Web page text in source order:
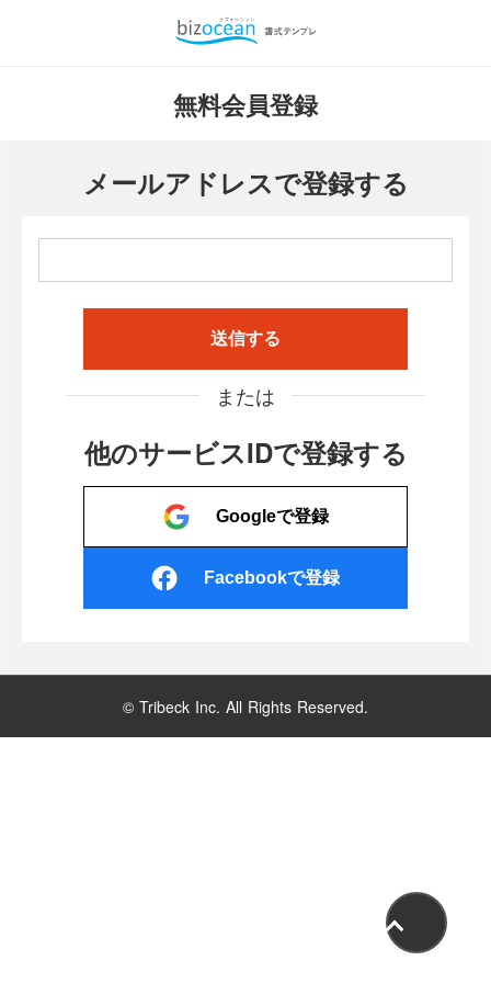
無料会員登録
メールアドレスで登録する
送信する
または
他のサービスIDで登録する
Googleで登録
Facebookで登録
© Tribeck Inc. All Rights Reserved.